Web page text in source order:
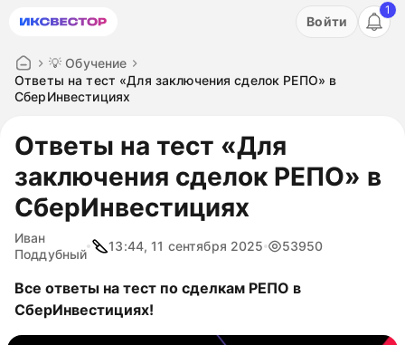
Акция: бесплатный пробный период на 3 дня!
Войти
1
💡 Обучение
Ответы на тест «Для заключения сделок РЕПО» в
СберИнвестициях
Ответы на тест «Для
заключения сделок РЕПО» в
СберИнвестициях
Иван
Поддубный
13:44, 11 сентября 2025 53950
Все ответы на тест по сделкам РЕПО в
СберИнвестициях!